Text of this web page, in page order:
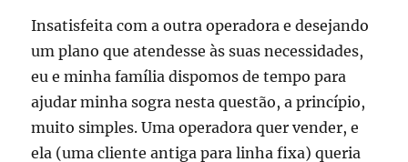
Insatisfeita com a outra operadora e desejando
um plano que atendesse às suas necessidades,
eu e minha família dispomos de tempo para
ajudar minha sogra nesta questão, a princípio,
muito simples. Uma operadora quer vender, e
ela (uma cliente antiga para linha fixa) queria